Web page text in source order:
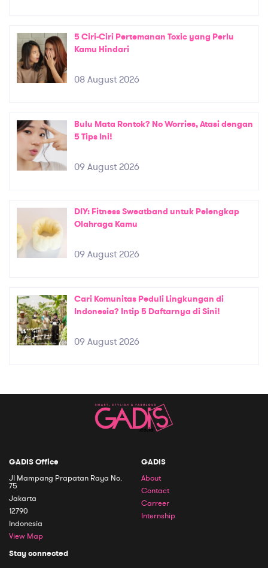
5 Ciri-Ciri Pertemanan Toxic yang Perlu
Kamu Hindari
08 August 2026
Bulu Mata Rontok? No Worries, Atasi dengan
5 Tips Ini!
09 August 2026
DIY: Fitness Sweatband untuk Pelengkap
Olahraga Kamu
09 August 2026
Cari Komunitas Peduli Lingkungan di
Indonesia? Intip 5 Daftarnya di Sini!
09 August 2026
GADIS Office
Jl Mampang Prapatan Raya No.
75
Jakarta
12790
Indonesia
View Map
GADIS
About
Contact
Carreer
Internship
Stay connected